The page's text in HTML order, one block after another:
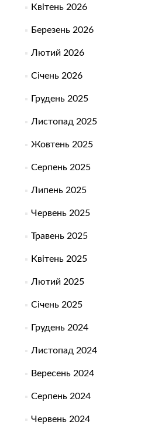
Квітень 2026
Березень 2026
Лютий 2026
Січень 2026
Грудень 2025
Листопад 2025
Жовтень 2025
Серпень 2025
Липень 2025
Червень 2025
Травень 2025
Квітень 2025
Лютий 2025
Січень 2025
Грудень 2024
Листопад 2024
Вересень 2024
Серпень 2024
Червень 2024